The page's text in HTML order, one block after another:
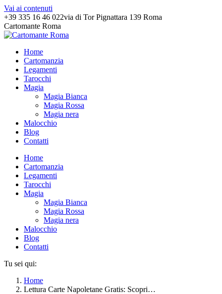
Vai ai contenuti
+39 335 16 46 022via di Tor Pignattara 139 Roma
Cartomante Roma
Home
Cartomanzia
Legamenti
Tarocchi
Magia
Magia Bianca
Magia Rossa
Magia nera
Malocchio
Blog
Contatti
Home
Cartomanzia
Legamenti
Tarocchi
Magia
Magia Bianca
Magia Rossa
Magia nera
Malocchio
Blog
Contatti
Tu sei qui:
Home
Lettura Carte Napoletane Gratis: Scopri…